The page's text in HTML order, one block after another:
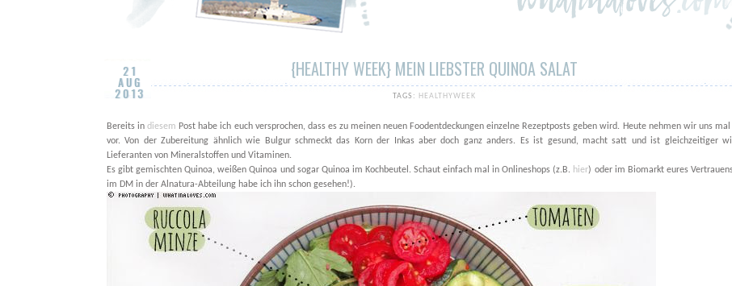
{HEALTHY WEEK} MEIN LIEBSTER QUINOA SALAT
21
AUG
2013 TAGS: HEALTHYWEEK
Bereits indiesem Post habe ich euch versprochen, dass es zu meinen neuen Foodentdeckungen einzelne Rezeptposts geben wird. Heute nehmen wir uns
vor. Von der Zubereitung ähnlich wie Bulgur schmeckt das Korn der Inkas aber doch ganz anders. Es ist gesund, macht satt und ist gleichzeitiger
Lieferanten von Mineralstoffen und Vitaminen.
Es gibt gemischten Quinoa, weißen Quinoa und sogar Quinoa im Kochbeutel. Schaut einfach mal in Onlineshops (z.B. hier) oder im Biomarkt eures
im DM in der Alnatura-Abteilung habe ich ihn schon gesehen!).